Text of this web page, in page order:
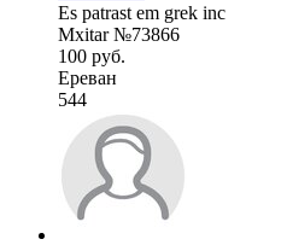
Es patrast em grek inc
Mxitar №73866
100 руб.
Ереван
544